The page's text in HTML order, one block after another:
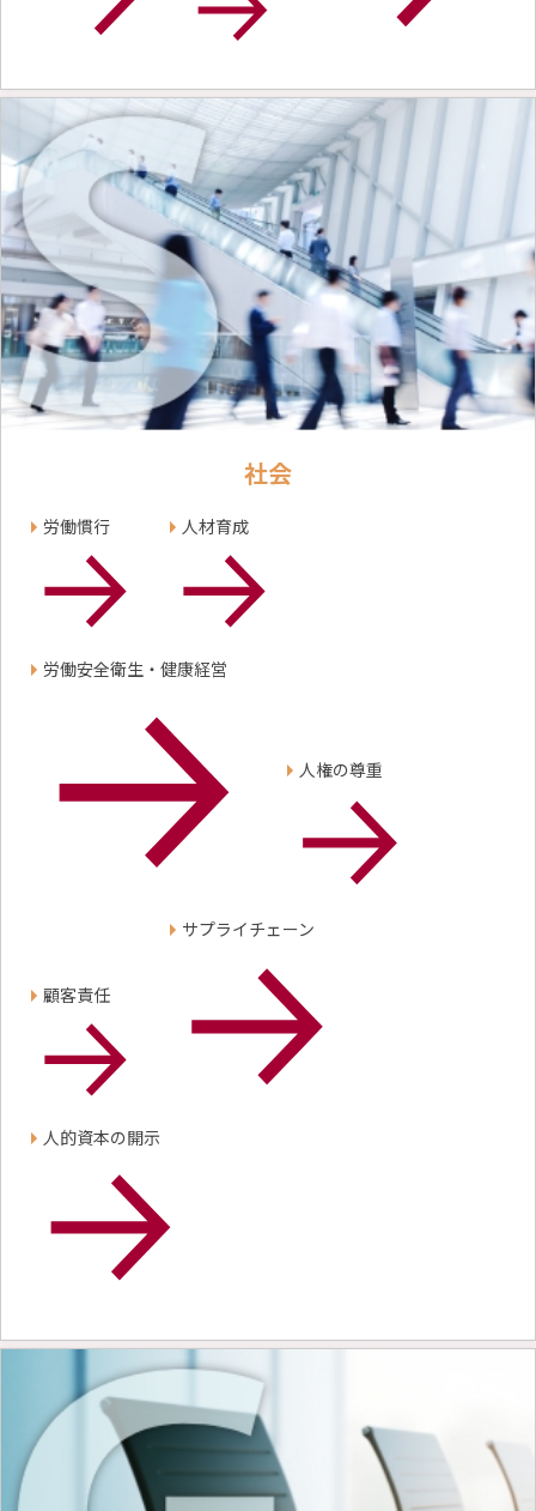
アスリート支援
各種対照表
サステナビリティサイトについて
NAGASEグループ採用情報
社会
労働慣行 人材育成
労働安全衛生・健康経営
人権の尊重
顧客責任
サプライチェーン
人的資本の開示